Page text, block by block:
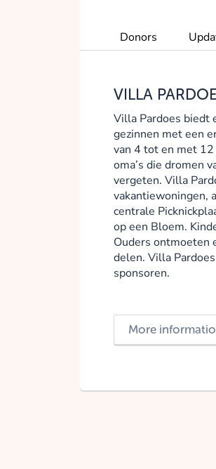
Donors
VILLA
Villa Pardoes biedt
gezinnen met een
van 4 tot en met 12
oma’s die dromen
vergeten. Villa
vakantiewoningen,
centrale
op een Bloem.
Ouders ontmoeten
delen. Villa
sponsoren.
More